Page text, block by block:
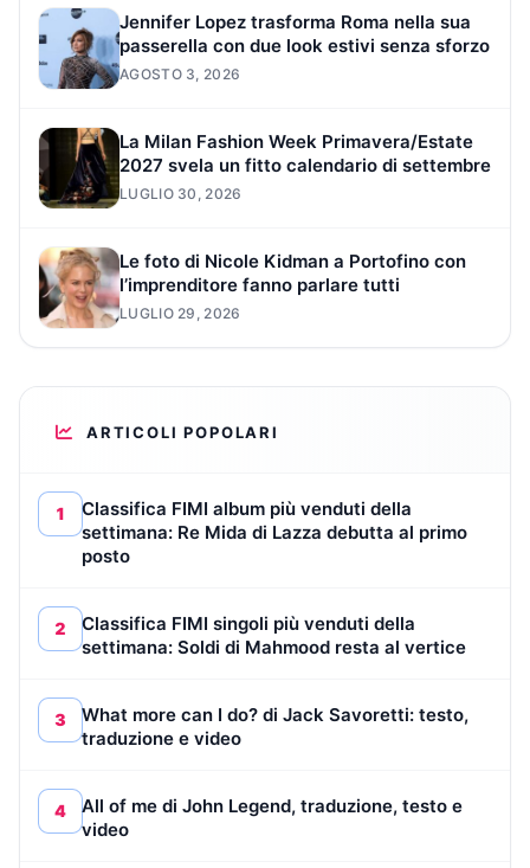
Jennifer Lopez trasforma Roma nella sua
passerella con due look estivi senza sforzo
AGOSTO 3, 2026
La Milan Fashion Week Primavera/Estate
2027 svela un fitto calendario di settembre
LUGLIO 30, 2026
Le foto di Nicole Kidman a Portofino con
l’imprenditore fanno parlare tutti
LUGLIO 29, 2026
ARTICOLI POPOLARI
1
Classifica FIMI album più venduti della
settimana: Re Mida di Lazza debutta al primo
posto
2
Classifica FIMI singoli più venduti della
settimana: Soldi di Mahmood resta al vertice
3
What more can I do? di Jack Savoretti: testo,
traduzione e video
4
All of me di John Legend, traduzione, testo e
video